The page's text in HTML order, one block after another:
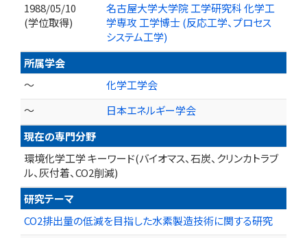
1988/05/10
(学位取得)
名古屋大学大学院 工学研究科 化学工
学専攻 工学博士 (反応工学、プロセス
システム工学)
所属学会
～
化学工学会
～
日本エネルギー学会
現在の専門分野
環境化学工学 キーワード(バイオマス、石炭、クリンカトラブ
ル、灰付着、CO2削減)
研究テーマ
CO2排出量の低減を目指した水素製造技術に関する研究